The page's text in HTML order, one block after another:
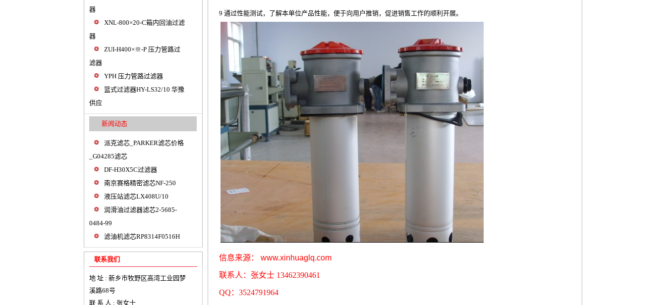
器
XNL-800×20-C箱内回油过滤
器
ZUI-H400×※-P 压力管路过
滤器
YPH 压力管路过滤器
篮式过滤器HY-LS32/10 华豫
供应
新闻动态
派克滤芯_PARKER滤芯价格
_G04285滤芯
DF-H30X5C过滤器
南京赛格精密滤芯NF-250
液压站滤芯LX408U/10
润滑油过滤器滤芯2-5685-
0484-99
滤油机滤芯RP8314F0516H
联系我们
地 址 : 新乡市牧野区高湾工业园梦
溪路68号
联 系 人 : 张女士
9 通过性能测试，了解本单位产品性能，便于向用户推销，促进销售工作的顺利开展。
信息来源： www.xinhuaglq.com
联系人：张女士 13462390461
QQ：3524791964